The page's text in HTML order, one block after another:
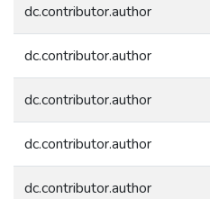
dc.contributor.author
dc.contributor.author
dc.contributor.author
dc.contributor.author
dc.contributor.author